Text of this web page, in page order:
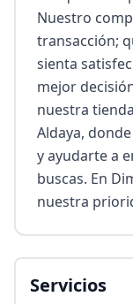
Nuestro
transacción;
sienta
mejor
nuestra
Aldaya,
y ayudarte a
buscas. En
nuestra
Servicios